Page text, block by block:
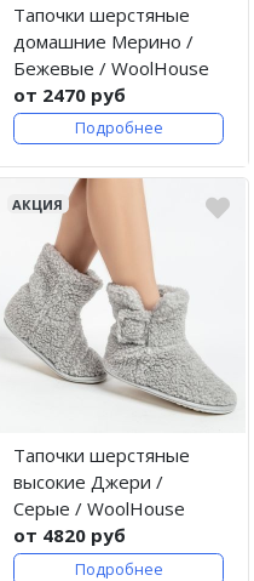
Тапочки шерстяные
домашние Мерино /
Бежевые / WoolHouse
от 2470 руб
Подробнее
АКЦИЯ
Тапочки шерстяные
высокие Джери /
Серые / WoolHouse
от 4820 руб
Подробнее